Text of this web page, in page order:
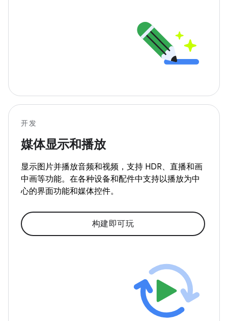
开发
媒体显示和播放
显示图片并播放音频和视频，支持 HDR、直播和画
中画等功能。在各种设备和配件中支持以播放为中
心的界面功能和媒体控件。
构建即可玩